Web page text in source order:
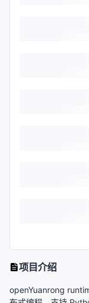
项目介绍
openYuanrong